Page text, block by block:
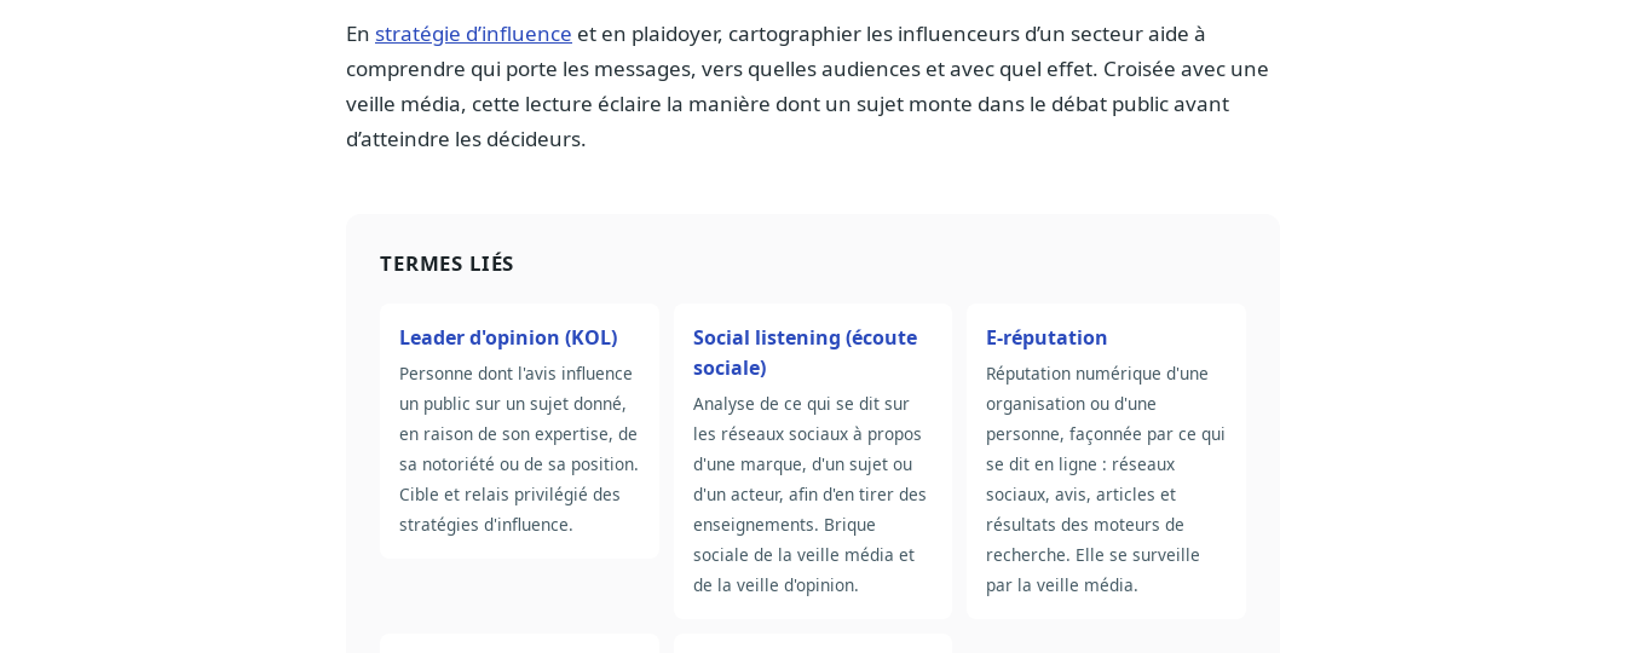
En stratégie d’influence et en plaidoyer, cartographier les influenceurs d’un secteur aide à
comprendre qui porte les messages, vers quelles audiences et avec quel effet. Croisée avec une
veille média, cette lecture éclaire la manière dont un sujet monte dans le débat public avant
d’atteindre les décideurs.
TERMES LIÉS
Leader d'opinion (KOL)
Personne dont l'avis influence
un public sur un sujet donné,
en raison de son expertise, de
sa notoriété ou de sa position.
Cible et relais privilégié des
stratégies d'influence.
Social listening (écoute
sociale)
Analyse de ce qui se dit sur
les réseaux sociaux à propos
d'une marque, d'un sujet ou
d'un acteur, afin d'en tirer des
enseignements. Brique
sociale de la veille média et
de la veille d'opinion.
E-réputation
Réputation numérique d'une
organisation ou d'une
personne, façonnée par ce qui
se dit en ligne : réseaux
sociaux, avis, articles et
résultats des moteurs de
recherche. Elle se surveille
par la veille média.